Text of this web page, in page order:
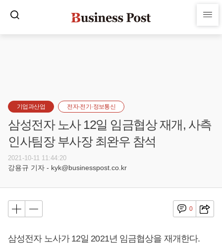
기업과산업 전자·전기·정보통신
삼성전자 노사 12일 임금협상 재개, 사측
인사팀장 부사장 최완우 참석
2021-10-11 11:44:20
강용규 기자 - kyk@businesspost.co.kr
0
삼성전자 노사가 12일 2021년 임금협상을 재개한다.